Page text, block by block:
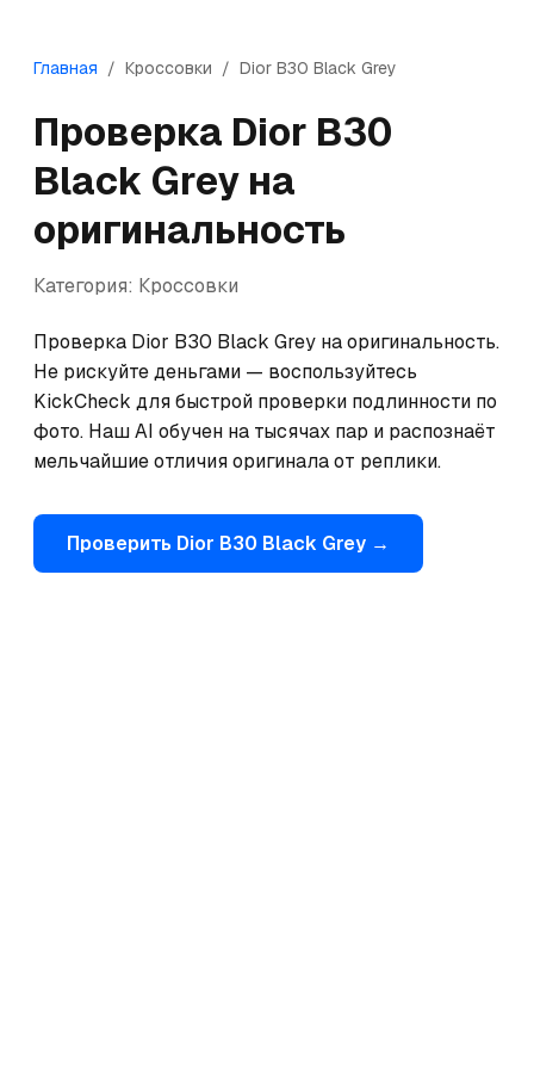
Главная / Кроссовки / Dior B30 Black Grey
Проверка Dior B30
Black Grey на
оригинальность
Категория: Кроссовки
Проверка Dior B30 Black Grey на оригинальность.
Не рискуйте деньгами — воспользуйтесь
KickCheck для быстрой проверки подлинности по
фото. Наш AI обучен на тысячах пар и распознаёт
мельчайшие отличия оригинала от реплики.
Проверить Dior B30 Black Grey →